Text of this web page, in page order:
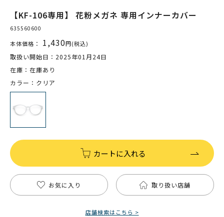
【KF-106専用】 花粉メガネ 専用インナーカバー
635560600
本体価格： 1,430円(税込)
取扱い開始日：2025年01月24日
在庫：在庫あり
カラー：クリア
カートに入れる
お気に入り 取り扱い店舗
店舗検索はこちら >